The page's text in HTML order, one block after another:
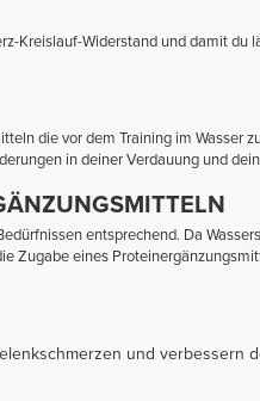
Kreislauf-Widerstand und damit
die vor dem Training im Wasser
in deiner Verdauung und
entsprechend. Da
Zugabe eines
und verbessern